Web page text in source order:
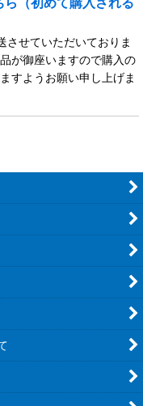
させていただいておりま
が御座いますので購入の
すようお願い申し上げま